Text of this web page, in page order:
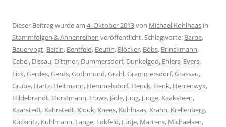
Dieser Beitrag wurde am 4. Oktober 2013von Michael Kohlhaas in
Stammfolgen & Ahnenreihen veröffentlicht. Schlagworte: Barbe,
Bauervogt, Beitin, Bentfeld, Beutin, Blöcker, Böbs, Brinckmann,
Cabel, Dissau, Dittmer, Dummersdorf, Dunkelgod, Ehlers, Evers,
Fick,Gerdes,Gerds,Gothmund,Grahl,Grammersdorf,Grassau,
Grube, Hartz, Heitmann, Hemmelsdorf, Henck, Henk, Herrenwyk,
Hildebrandt, Horstmann, Howe, Jäde, Jung, Junge, Kaaksteen,
Kaarstedt, Kahrstedt, Klook, Knees, Kohlhaas, Krahn, Krellenberg,
Kücknitz, Kuhlmann, Lange, Lokfeld, Lütje, Martens, Michaelsen,